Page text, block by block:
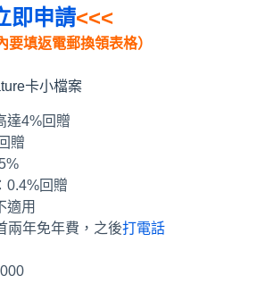
即申請<<<
要填返電郵換領表格）
卡小檔案
達4%回贈
贈
0.4%回贈
適用
兩年免年費，之後打電話